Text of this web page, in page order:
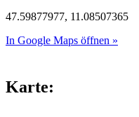
47.59877977, 11.08507365
In Google Maps öffnen »
Karte: